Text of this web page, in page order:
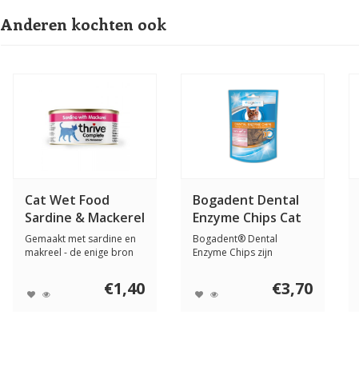
Anderen kochten ook
Cat Wet Food
Sardine & Mackerel
75 gram
Gemaakt met sardine en
makreel - de enige bron
€1,40
Bogadent Dental
Enzyme Chips Cat
Vis 50 gram
Bogadent® Dental
Enzyme Chips zijn
€3,70